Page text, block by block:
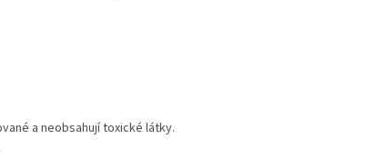
a neobsahují toxické látky.